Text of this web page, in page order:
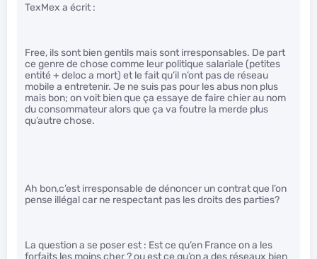
TexMex a écrit :
Free, ils sont bien gentils mais sont irresponsables. De part
ce genre de chose comme leur politique salariale (petites
entité + deloc a mort) et le fait qu’il n’ont pas de réseau
mobile a entretenir. Je ne suis pas pour les abus non plus
mais bon; on voit bien que ça essaye de faire chier au nom
du consommateur alors que ça va foutre la merde plus
qu’autre chose.
Ah bon,c’est irresponsable de dénoncer un contrat que l’on
pense illégal car ne respectant pas les droits des parties?
La question a se poser est : Est ce qu’en France on a les